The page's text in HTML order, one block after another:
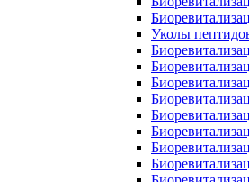
Уколы